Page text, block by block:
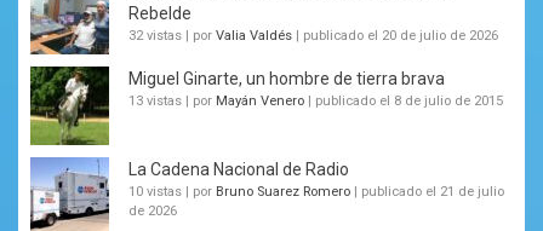
Rebelde
32 vistas por Valia Valdés publicado el 20 de julio de 2026
Miguel Ginarte, un hombre de tierra brava
13 vistas por Mayán Venero publicado el 8 de julio de 2015
La Cadena Nacional de Radio
10 vistas por Bruno Suarez Romero
publicado el 21 de julio
de 2026